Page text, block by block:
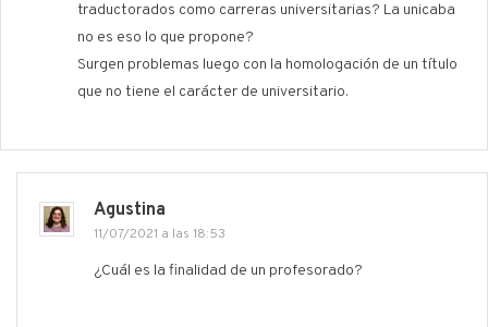
traductorados como carreras universitarias? La unicaba
no es eso lo que propone?
Surgen problemas luego con la homologación de un título
que no tiene el carácter de universitario.
Agustina
11/07/2021 a las 18:53
¿Cuál es la finalidad de un profesorado?